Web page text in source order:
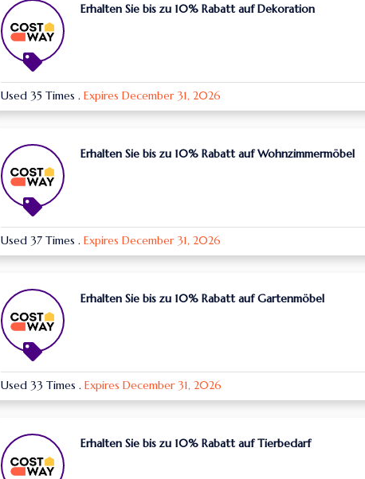
Erhalten Sie bis zu 10% Rabatt auf Dekoration
Used 35 Times . Expires December 31, 2026
Erhalten Sie bis zu 10% Rabatt auf Wohnzimmermöbel
Used 37 Times . Expires December 31, 2026
Erhalten Sie bis zu 10% Rabatt auf Gartenmöbel
Used 33 Times . Expires December 31, 2026
Erhalten Sie bis zu 10% Rabatt auf Tierbedarf